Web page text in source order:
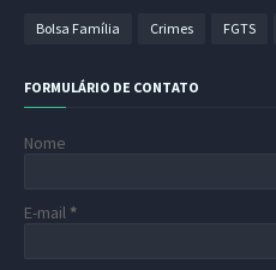
Bolsa Família Crimes FGTS
FORMULÁRIO DE CONTATO
Nome
E-mail *